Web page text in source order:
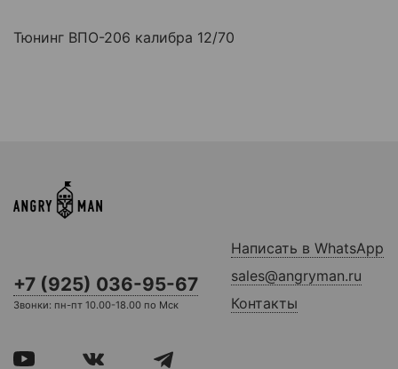
Тюнинг ВПО-206 калибра 12/70
+7 (925) 036-95-67
Звонки: пн-пт 10.00-18.00 по Мск
Написать в WhatsApp
sales@angryman.ru
Контакты